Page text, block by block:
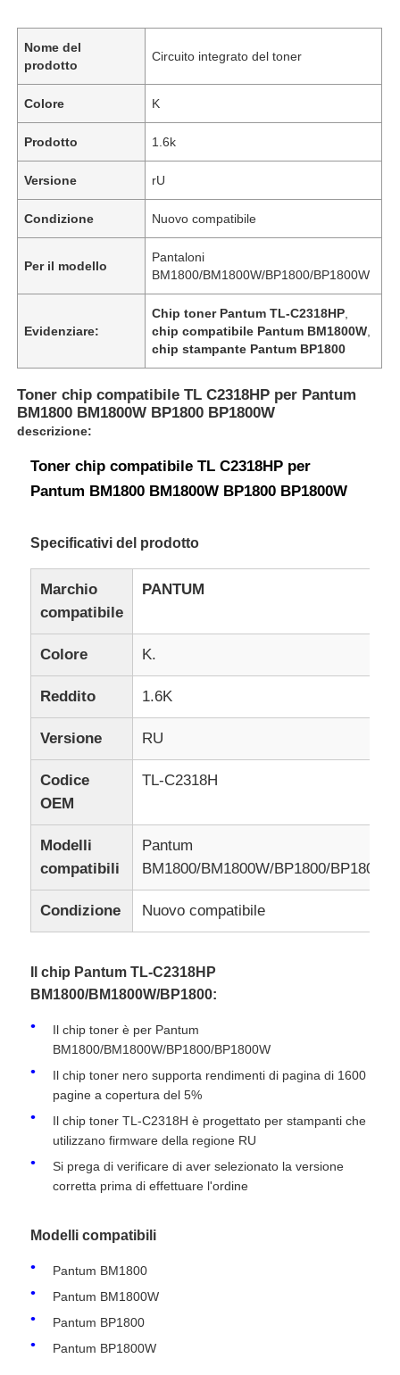
Prodotti
Nome del
prodotto
Circuito integrato del toner
Colore K
Prodotto 1.6k
Versione rU
Condizione Nuovo compatibile
Per il modello
Pantaloni
BM1800/BM1800W/BP1800/BP1800W
Evidenziare:
Chip toner Pantum TL-C2318HP
chip compatibile Pantum BM1800W
chip stampante Pantum BP1800
Toner chip compatibile TL C2318HP per Pantum
BM1800 BM1800W BP1800 BP1800W
descrizione:
Toner chip compatibile TL C2318HP per
Pantum BM1800 BM1800W BP1800 BP1800W
Specificativi del prodotto
Marchio
compatibile
PANTUM
Colore K.
Reddito 1.6K
Versione RU
Codice
OEM
TL-C2318H
Modelli
compatibili
Pantum
BM1800/BM1800W/BP1800/BP1800W
Condizione Nuovo compatibile
Il chip Pantum TL-C2318HP
BM1800/BM1800W/BP1800:
Il chip toner è per Pantum
BM1800/BM1800W/BP1800/BP1800W
Il chip toner nero supporta rendimenti di pagina di 1600
pagine a copertura del 5%
Il chip toner TL-C2318H è progettato per stampanti che
utilizzano firmware della regione RU
Si prega di verificare di aver selezionato la versione
corretta prima di effettuare l'ordine
Modelli compatibili
Pantum BM1800
Pantum BM1800W
Pantum BP1800
Pantum BP1800W